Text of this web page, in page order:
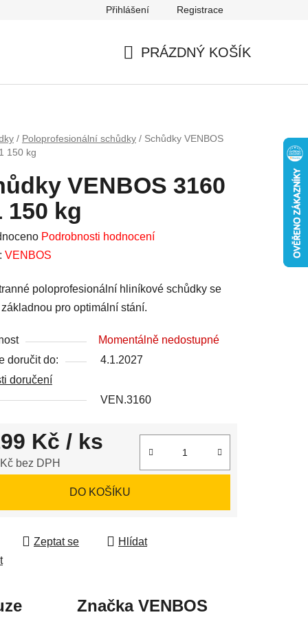
Přihlášení Registrace
PRÁZDNÝ KOŠÍK
/ Poloprofesionální schůdky / Schůdky VENBOS
150 kg
VENBOS 3160
150 kg
Podrobnosti hodnocení
VENBOS
poloprofesionální hliníkové schůdky se
pro optimální stání.
Momentálně nedostupné
doručit do:
4.1.2027
doručení
VEN.3160
Kč / ks
bez DPH
DO KOŠÍKU
Zeptat se
Hlídat
ZnačkaVENBOS